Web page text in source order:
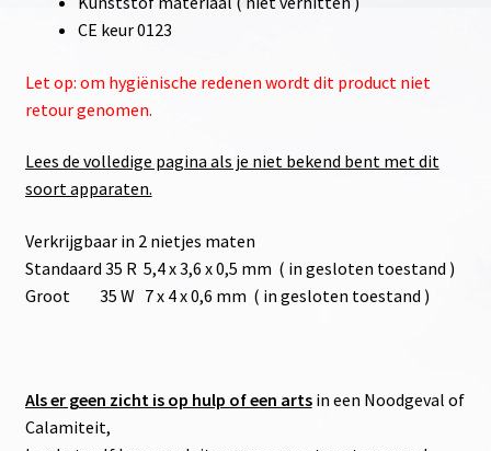
CE keur 0123
Let op: om hygiënische redenen wordt dit product niet
retour genomen.
Lees de volledige pagina als je niet bekend bent met dit
soort apparaten.
Verkrijgbaar in 2 nietjes maten
Standaard 35 R 5,4 x 3,6 x 0,5 mm ( in gesloten toestand )
Groot 35 W 7 x 4 x 0,6 mm ( in gesloten toestand )
Als er geen zicht is op hulp of een artsin een Noodgeval of
Calamiteit,